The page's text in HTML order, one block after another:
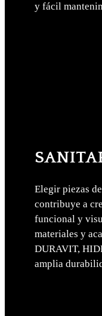
y fácil
Elegir piezas
contribuye a
funcional y
materiales y
DURAVIT,
amplia